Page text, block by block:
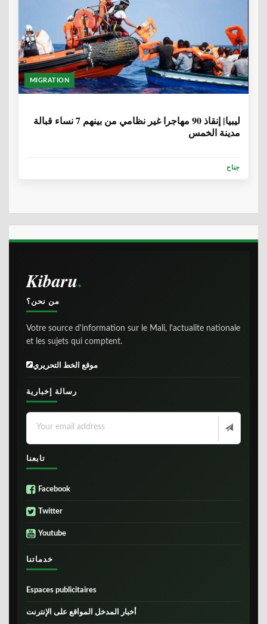
MIGRATION
ليبيا| إنقاذ 90 مهاجرا غير نظامي من بينهم 7 نساء قبالة
مدينة الخمس
جناح
Kibaru
من نحن؟
Votre source d'information sur le Mali, l'actualite nationale
et les sujets qui comptent.
موقع الخط التحريري
رسالة إخبارية
تابعنا
Facebook
Twitter
Youtube
خدماتنا
Espaces publicitaires
أخبار المدخل المواقع على الإنترنت